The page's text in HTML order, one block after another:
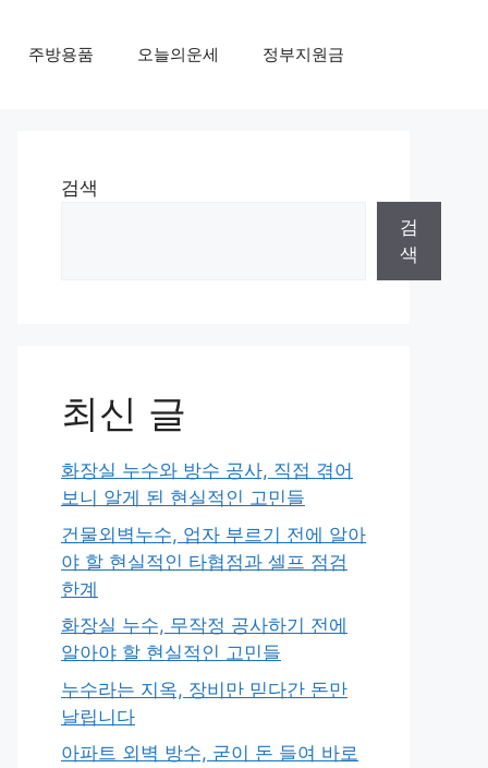
주방용품 오늘의운세 정부지원금
검색
검
색
최신 글
화장실 누수와 방수 공사, 직접 겪어
보니 알게 된 현실적인 고민들
건물외벽누수, 업자 부르기 전에 알아
야 할 현실적인 타협점과 셀프 점검
한계
화장실 누수, 무작정 공사하기 전에
알아야 할 현실적인 고민들
누수라는 지옥, 장비만 믿다간 돈만
날립니다
아파트 외벽 방수, 굳이 돈 들여 바로